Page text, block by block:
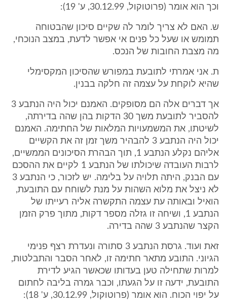
וכך הוא אומר (פרוטוקול, 30.12.99, ע' 19):
ש. האם לא צריך לומר לה שקיים סיכון שהבטוחה
תמומש או שעל כל פנים אי אפשר לדעת, במצב הנוכחי,
מה מצבת החובות של הנכס.
ת. אני אמרתי לתובעת במפורש שהסיכון המקסימלי
שהיא לוקחת על עצמה זה חלקה בבנין.
אך דברים אלה הם מסופקים. האמנם יכול היה הנתבע 3
להסביר לתובעת משך 30 הדקות בהן שהה בדירתה,
לשיטתו, את המשמעויות המלאות של החתימה. האמנם
יכול היה הנתבע 3 להבהיר משך זמן זה את הקשיים
אליהם נקלע הנתבע 1, תוך הבהרת הסיכונים הממשיים,
לרבות העובדה שיכולתו של הנתבע 1 לקיים את ההסכם
עם הבנק, היתה תלויה על בלימה. יש לזכור, כי הנתבע 3
לא ניצל את מלוא השהות על מנת לשוחח עם התובעת,
הואיל ובאותה עת עצמה התקשרה אליה רעייתו של
הנתבע 1, ושיחה זו גזלה מספר דקות, מתוך פרק הזמן
הקצר שהנתבע 3 שהה בדירה.
זאת ועוד. גרסת הנתבע 3 סתורה ונעדרת רצף פנימי
הגיוני. התובע מתאר חתימה זו, לאחר הסבר והתבלטות,
למרות שתחילה טען בעדותו שכאשר הגיע לדירת
התובעת, ידעה זו על הגעתו, וכבר גמרה בליבה לחתום
על יפוי הכוח. הוא אומר (פרוטוקול, 30.12.99, ע' 18):